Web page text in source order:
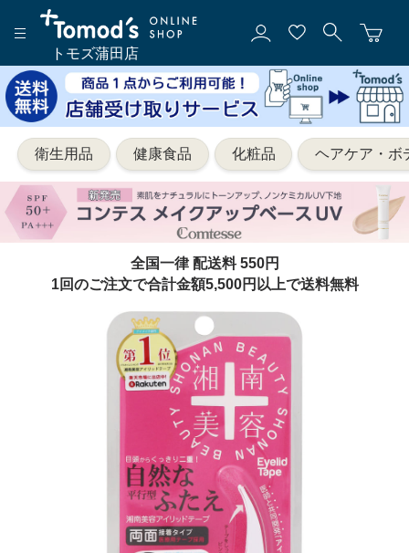
トモズ蒲田店
衛生用品 健康食品 化粧品 ヘアケア・ボ
全国一律 配送料 550円
1回のご注文で合計金額5,500円以上で送料無料